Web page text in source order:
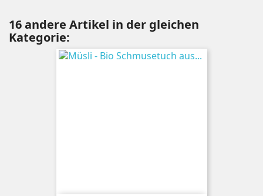
16 andere Artikel in der gleichen
Kategorie: